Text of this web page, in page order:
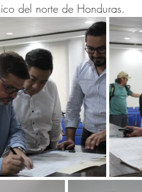
del norte de Honduras.